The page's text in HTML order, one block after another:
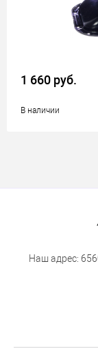
1 660 руб.
В наличии
Наш адрес: